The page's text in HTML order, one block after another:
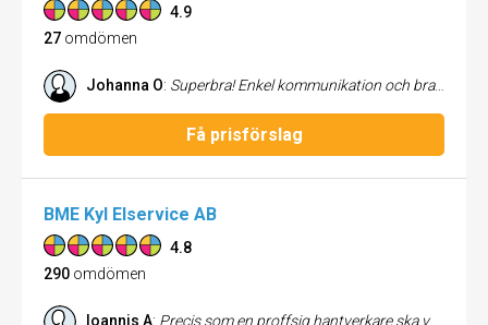
4.9
27 omdömen
Johanna O: Superbra! Enkel kommunikation och bra resultat!
Få prisförslag
BME Kyl Elservice AB
4.8
290 omdömen
Ioannis A: Precis som en proffsig hantverkare ska vara! Fick tips om Micke av en granne. Responstiden på min förfråga var kort, hembesöket trevligt och offerten kom in dagen efter. Installationen gick smidigt och snyggt. Absolut inget att klaga på! Jag rekommenderar BME Kyl utan tvekan!